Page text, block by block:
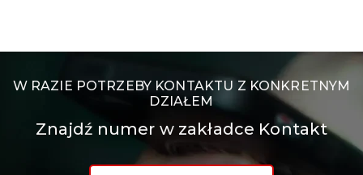
W RAZIE POTRZEBY KONTAKTU Z KONKRETNYM
DZIAŁEM
Znajdź numer w zakładce Kontakt